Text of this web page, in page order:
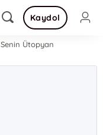
Kaydol
Senin Ütopyan